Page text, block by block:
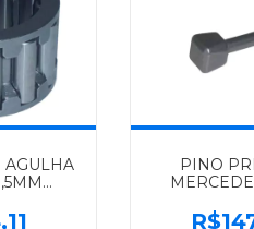
AGULHA
PINO
G60/G85 -